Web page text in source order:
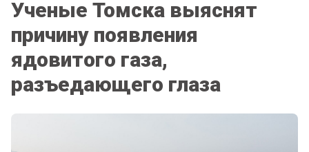
Ученые Томска выяснят
причину появления
ядовитого газа,
разъедающего глаза